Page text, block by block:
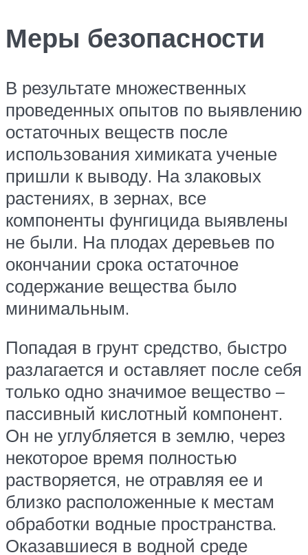
Меры безопасности
В результате множественных
проведенных опытов по выявлению
остаточных веществ после
использования химиката ученые
пришли к выводу. На злаковых
растениях, в зернах, все
компоненты фунгицида выявлены
не были. На плодах деревьев по
окончании срока остаточное
содержание вещества было
минимальным.
Попадая в грунт средство, быстро
разлагается и оставляет после себя
только одно значимое вещество –
пассивный кислотный компонент.
Он не углубляется в землю, через
некоторое время полностью
растворяется, не отравляя ее и
близко расположенные к местам
обработки водные пространства.
Оказавшиеся в водной среде